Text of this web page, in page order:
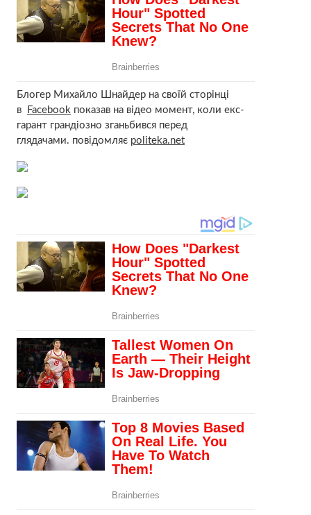
Блогер Михайло Шнайдер на своїй сторінці
в
Facebookпоказав на відео момент, коли екс-
гарант грандіозно зганьбився перед
глядачами. повідомляє politeka.net